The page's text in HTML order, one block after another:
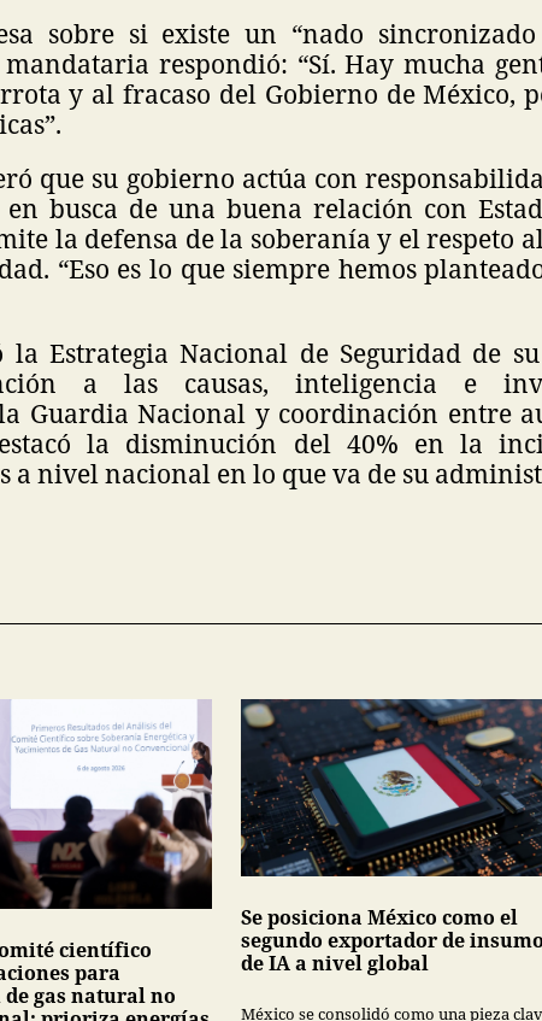
sobre si existe un “nado
respondió: “Sí. Hay mucha
y al fracaso del Gobierno de México,
que su gobierno actúa con
busca de una buena relación con
la defensa de la soberanía y el respeto
“Eso es lo que siempre hemos
la Estrategia Nacional de Seguridad de
a las causas, inteligencia e
Guardia Nacional y coordinación entre
la disminución del 40% en la
a nivel nacional en lo que va de su
científico
para
gas natural no
Se posiciona México como el
segundo exportador de
de IA a nivel global
México se consolidó como una pieza